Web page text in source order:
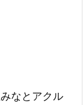
なとアクル